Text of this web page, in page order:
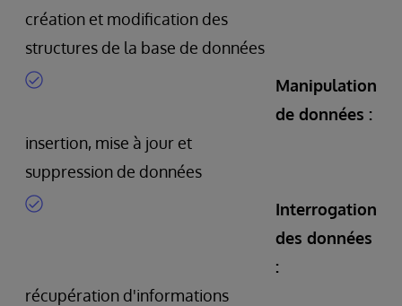
création et modification des
structures de la base de données
Manipulation
de données :
insertion, mise à jour et
suppression de données
Interrogation
des données
:
récupération d'informations